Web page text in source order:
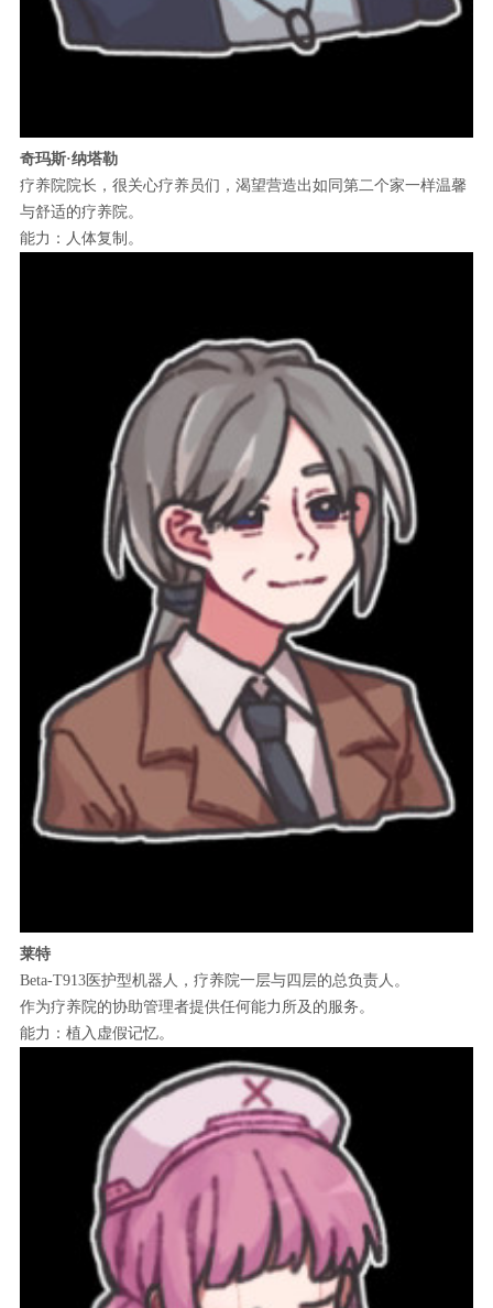
奇玛斯·纳塔勒
疗养院院长，很关心疗养员们，渴望营造出如同第二个家一样温馨
与舒适的疗养院。
能力：人体复制。
莱特
Beta-T913医护型机器人，疗养院一层与四层的总负责人。
作为疗养院的协助管理者提供任何能力所及的服务。
能力：植入虚假记忆。